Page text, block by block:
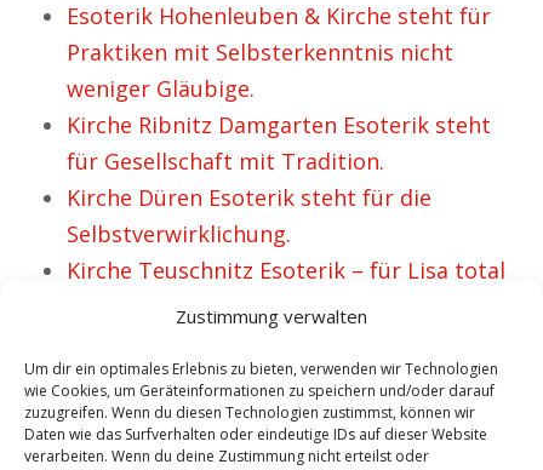
Zustimmung verwalten
Um dir ein optimales Erlebnis zu bieten, verwenden wir Technologien
wie Cookies, um Geräteinformationen zu speichern und/oder darauf
zuzugreifen. Wenn du diesen Technologien zustimmst, können wir
Daten wie das Surfverhalten oder eindeutige IDs auf dieser Website
verarbeiten. Wenn du deine Zustimmung nicht erteilst oder
Esoterik Hohenleuben & Kirche steht für
Praktiken mit Selbsterkenntnis nicht
weniger Gläubige.
Kirche Ribnitz Damgarten Esoterik steht
für Gesellschaft mit Tradition.
Kirche Düren Esoterik steht für die
Selbstverwirklichung.
Kirche Teuschnitz Esoterik – für Lisa total
VORHERIGER ARTIKEL
Esoterik
NÄCHSTER ARTIKEL
Esoterik Homburg